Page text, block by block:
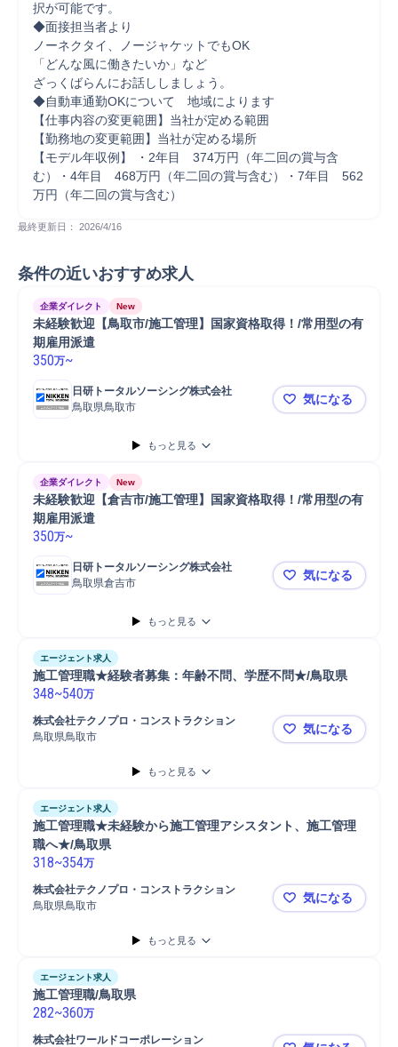
択が可能です。
◆面接担当者より
ノーネクタイ、ノージャケットでもOK
「どんな風に働きたいか」など
ざっくばらんにお話ししましょう。
◆自動車通勤OKについて　地域によります
【仕事内容の変更範囲】当社が定める範囲
【勤務地の変更範囲】当社が定める場所
【モデル年収例】 ・2年目　374万円（年二回の賞与含
む）・4年目　468万円（年二回の賞与含む）・7年目　562
万円（年二回の賞与含む）
最終更新日： 2026/4/16
条件の近いおすすめ求人
企業ダイレクト New
未経験歓迎【鳥取市/施工管理】国家資格取得！/常用型の有
期雇用派遣
350万~
日研トータルソーシング株式会社
鳥取県鳥取市
未経験歓迎
気になる
もっと見る
企業ダイレクト New
未経験歓迎【倉吉市/施工管理】国家資格取得！/常用型の有
期雇用派遣
350万~
日研トータルソーシング株式会社
鳥取県倉吉市
未経験歓迎
気になる
もっと見る
エージェント求人
施工管理職★経験者募集：年齢不問、学歴不問★/鳥取県
348~540万
株式会社テクノプロ・コンストラクション
鳥取県鳥取市
施工管理職
気になる
もっと見る
エージェント求人
施工管理職★未経験から施工管理アシスタント、施工管理
職へ★/鳥取県
318~354万
株式会社テクノプロ・コンストラクション
鳥取県鳥取市
施工管理職
気になる
もっと見る
エージェント求人
施工管理職/鳥取県
282~360万
株式会社ワールドコーポレーション